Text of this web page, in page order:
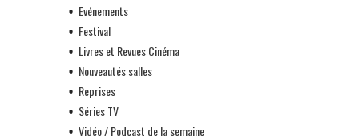
Evénements
Festival
Livres et Revues Cinéma
Nouveautés salles
Reprises
Séries TV
Vidéo / Podcast de la semaine